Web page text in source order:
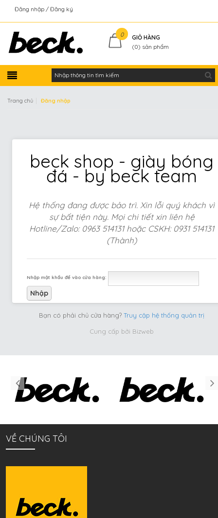
Đăng nhập Đăng ký
0
GIỎ HÀNG
(0) sản phẩm
Trang chủ Đăng nhập
beck shop - giày bóng
đá - by beck team
Hệ thống đang được bảo trì. Xin lỗi quý khách vì
sự bất tiện này. Mọi chi tiết xin liên hệ
Hotline/Zalo: 0963 514131 hoặc CSKH: 0931 514131
(Thành)
Nhập mật khẩu để vào cửa hàng:
Bạn có phải chủ cửa hàng? Truy cập hệ thống quản trị
Cung cấp bởi Bizweb
VỀ CHÚNG TÔI